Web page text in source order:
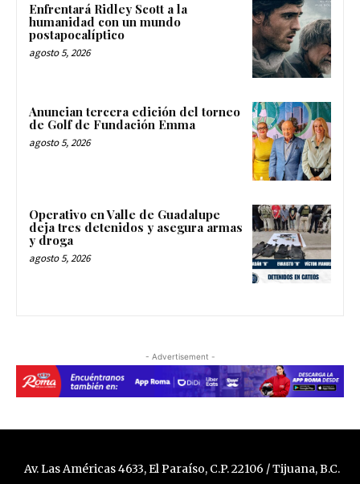
Enfrentará Ridley Scott a la
humanidad con un mundo
postapocalíptico
agosto 5, 2026
Anuncian tercera edición del torneo
de Golf de Fundación Emma
agosto 5, 2026
Operativo en Valle de Guadalupe
deja tres detenidos y asegura armas
y droga
agosto 5, 2026
- Advertisement -
Av. Las Américas 4633, El Paraíso, C.P. 22106 / Tijuana, B.C.